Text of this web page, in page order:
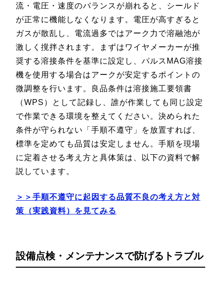
流・電圧・速度のバランスが崩れると、シールド
が正常に機能しなくなります。電圧が高すぎると
ガスが散乱し、電流過多ではアーク力で溶融池が
激しく撹拌されます。まずはワイヤメーカーが推
奨する溶接条件を基準に設定し、パルスMAG溶接
機を使用する場合はアークが安定するポイントの
微調整を行います。良品条件は溶接施工要領書
（WPS）として記録し、誰が作業しても同じ設定
で作業できる環境を整えてください。決められた
条件が守られない「手順不遵守」を放置すれば、
標準を定めても品質は安定しません。手順を現場
に定着させる考え方と具体策は、以下の資料で解
説しています。
＞＞手順不遵守に起因する品質不良の考え方と対
策（実践資料）を見てみる
設備点検・メンテナンスで防げるトラブル